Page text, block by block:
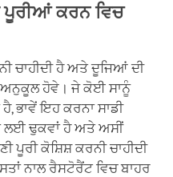
ਕਰਨ ਵਿਚ
ਚਾਹੀਦੀ ਹੈ ਅਤੇ ਦੂਜਿਆਂ ਦੀ
ਅਨੁਕੂਲ ਹੋਵੇ। ਜੇ ਕੋਈ ਸਾਨੂੰ
ਭਾਵੇਂ ਇਹ ਕਰਨਾ ਸਾਡੀ
ਲਈ ਢੁਕਵਾਂ ਹੈ ਅਤੇ ਅਸੀਂ
ਪੂਰੀ ਕੋਸ਼ਿਸ਼ ਕਰਨੀ ਚਾਹੀਦੀ
ਨਾਲ ਰੈਸਟੋਰੈਂਟ ਵਿਚ ਬਾਹਰ